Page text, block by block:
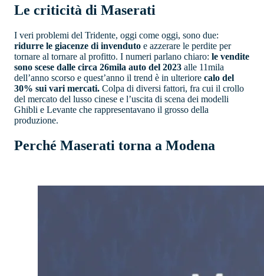
Le criticità di Maserati
I veri problemi del Tridente, oggi come oggi, sono due:
ridurre le giacenze di invenduto e azzerare le perdite per
tornare al tornare al profitto. I numeri parlano chiaro: le vendite
sono scese dalle circa 26mila auto del 2023 alle 11mila
dell’anno scorso e quest’anno il trend è in ulteriore calo del
30% sui vari mercati. Colpa di diversi fattori, fra cui il crollo
del mercato del lusso cinese e l’uscita di scena dei modelli
Ghibli e Levante che rappresentavano il grosso della
produzione.
Perché Maserati torna a Modena